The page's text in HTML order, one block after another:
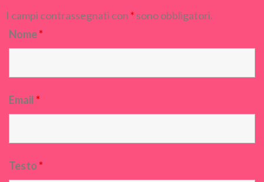
I campi contrassegnati con * sono obbligatori.
Nome*
Email*
Testo*